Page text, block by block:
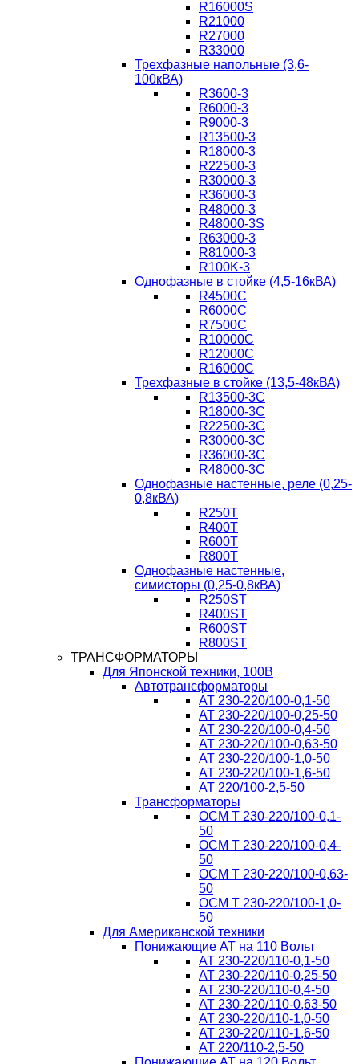
R16000S
R21000
R27000
R33000
Трехфазные напольные (3,6-
100кВА)
R3600-3
R6000-3
R9000-3
R13500-3
R18000-3
R22500-3
R30000-3
R36000-3
R48000-3
R48000-3S
R63000-3
R81000-3
R100K-3
Однофазные в стойке (4,5-16кВА)
R4500C
R6000C
R7500C
R10000C
R12000C
R16000C
Трехфазные в стойке (13,5-48кВА)
R13500-3C
R18000-3C
R22500-3C
R30000-3C
R36000-3C
R48000-3C
Однофазные настенные, реле (0,25-
0,8кВА)
R250T
R400T
R600T
R800T
Однофазные настенные,
симисторы (0,25-0,8кВА)
R250ST
R400ST
R600ST
R800ST
ТРАНСФОРМАТОРЫ
Для Японской техники, 100В
Автотрансформаторы
AT 230-220/100-0,1-50
AT 230-220/100-0,25-50
AT 230-220/100-0,4-50
AT 230-220/100-0,63-50
AT 230-220/100-1,0-50
AT 230-220/100-1,6-50
AT 220/100-2,5-50
Трансформаторы
ОСМ T 230-220/100-0,1-
50
ОСМ T 230-220/100-0,4-
50
ОСМ T 230-220/100-0,63-
50
ОСМ T 230-220/100-1,0-
50
Для Американской техники
Понижающие АТ на 110 Вольт
AT 230-220/110-0,1-50
AT 230-220/110-0,25-50
AT 230-220/110-0,4-50
AT 230-220/110-0,63-50
AT 230-220/110-1,0-50
AT 230-220/110-1,6-50
AT 220/110-2,5-50